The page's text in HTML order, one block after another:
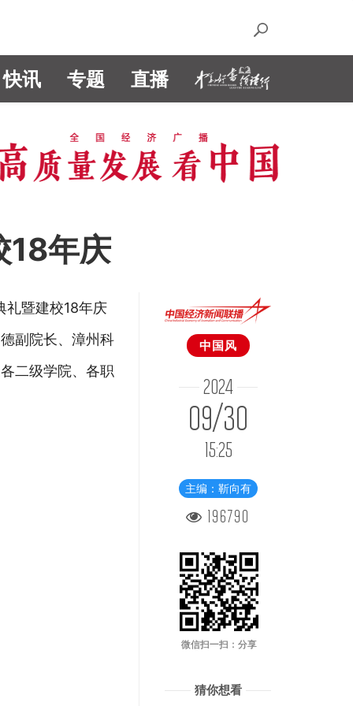
快讯 专题 直播
18年庆
礼暨建校18年庆
副院长、漳州科
二级学院、各职
中国风
2024
09/30
15:25
主编：靳向有
196790
微信扫一扫：分享
猜你想看